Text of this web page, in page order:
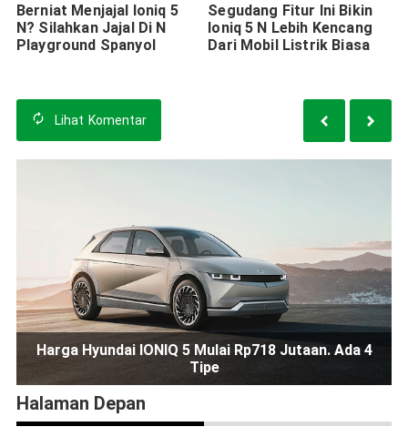
Berniat Menjajal Ioniq 5
N? Silahkan Jajal Di N
Playground Spanyol
Segudang Fitur Ini Bikin
Ioniq 5 N Lebih Kencang
Dari Mobil Listrik Biasa
Lihat Komentar
Harga Hyundai IONIQ 5 Mulai Rp718 Jutaan. Ada 4
Tipe
Halaman Depan